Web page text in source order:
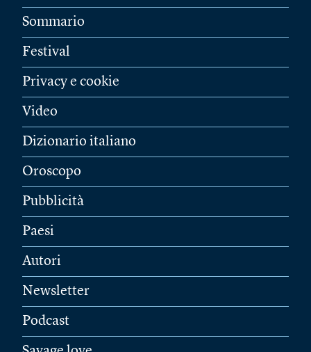
Sommario
Festival
Privacy e cookie
Video
Dizionario italiano
Oroscopo
Pubblicità
Paesi
Autori
Newsletter
Podcast